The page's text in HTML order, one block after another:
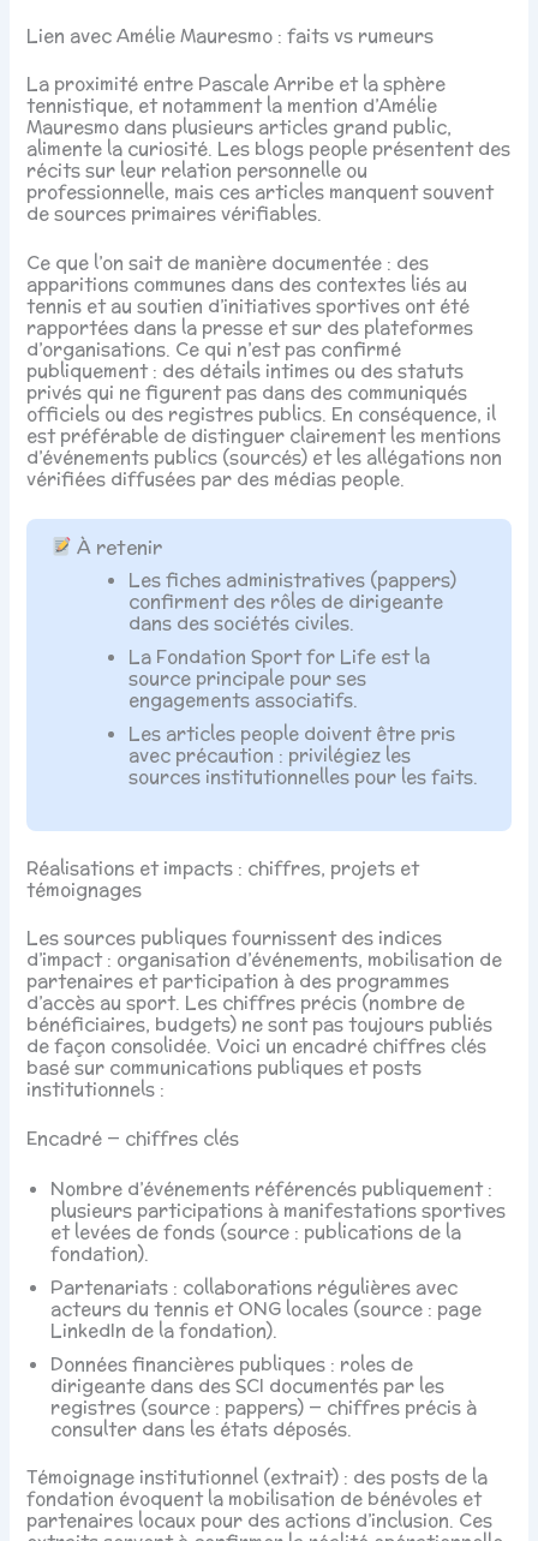
Lien avec Amélie Mauresmo : faits vs rumeurs
La proximité entre Pascale Arribe et la sphère
tennistique, et notamment la mention d’Amélie
Mauresmo dans plusieurs articles grand public,
alimente la curiosité. Les blogs people présentent des
récits sur leur relation personnelle ou
professionnelle, mais ces articles manquent souvent
de sources primaires vérifiables.
Ce que l’on sait de manière documentée : des
apparitions communes dans des contextes liés au
tennis et au soutien d’initiatives sportives ont été
rapportées dans la presse et sur des plateformes
d’organisations. Ce qui n’est pas confirmé
publiquement : des détails intimes ou des statuts
privés qui ne figurent pas dans des communiqués
officiels ou des registres publics. En conséquence, il
est préférable de distinguer clairement les mentions
d’événements publics (sourcés) et les allégations non
vérifiées diffusées par des médias people.
À retenir
Les fiches administratives (pappers)
confirment des rôles de dirigeante
dans des sociétés civiles.
La Fondation Sport for Life est la
source principale pour ses
engagements associatifs.
Les articles people doivent être pris
avec précaution : privilégiez les
sources institutionnelles pour les faits.
Réalisations et impacts : chiffres, projets et
témoignages
Les sources publiques fournissent des indices
d’impact : organisation d’événements, mobilisation de
partenaires et participation à des programmes
d’accès au sport. Les chiffres précis (nombre de
bénéficiaires, budgets) ne sont pas toujours publiés
de façon consolidée. Voici un encadré chiffres clés
basé sur communications publiques et posts
institutionnels :
Encadré — chiffres clés
Nombre d’événements référencés publiquement :
plusieurs participations à manifestations sportives
et levées de fonds (source : publications de la
fondation).
Partenariats : collaborations régulières avec
acteurs du tennis et ONG locales (source : page
LinkedIn de la fondation).
Données financières publiques : roles de
dirigeante dans des SCI documentés par les
registres (source : pappers) — chiffres précis à
consulter dans les états déposés.
Témoignage institutionnel (extrait) : des posts de la
fondation évoquent la mobilisation de bénévoles et
partenaires locaux pour des actions d’inclusion. Ces